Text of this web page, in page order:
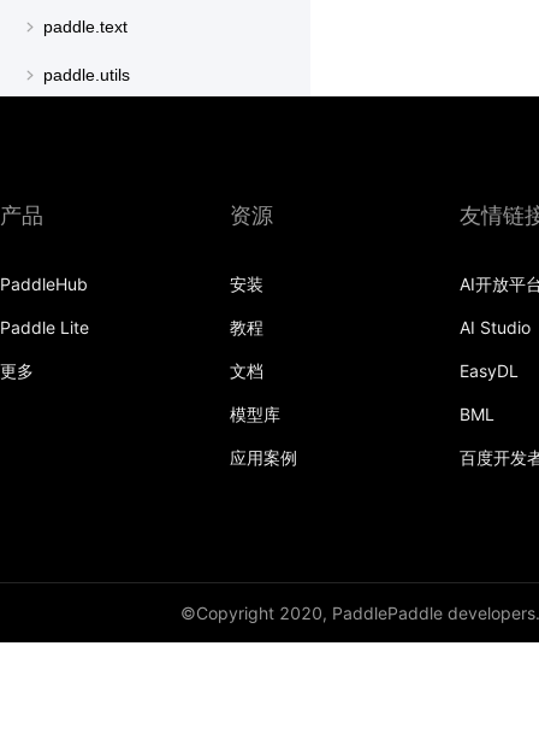
paddle.text
paddle.utils
产品
PaddleHub
Paddle Lite
更多
资源
安装
教程
文档
模型库
应用案例
友情链
AI开放平
AI Studio
EasyDL
BML
百度开发
©Copyright 2020, PaddlePaddle developers.